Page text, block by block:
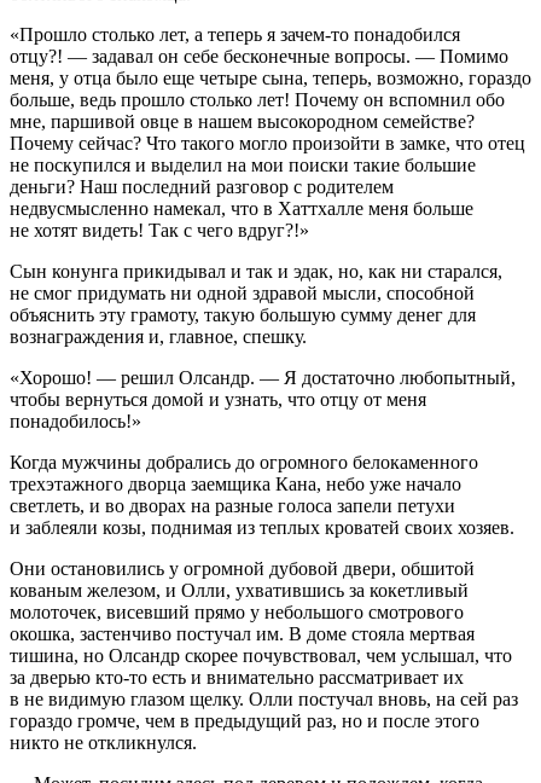
«Прошло столько лет, а теперь я зачем-то понадобился
отцу?! — задавал он себе бесконечные вопросы. — Помимо
меня, у отца было еще четыре сына, теперь, возможно, гораздо
больше, ведь прошло столько лет! Почему он вспомнил обо
мне, паршивой овце в нашем высокородном семействе?
Почему сейчас? Что такого могло произойти в замке, что отец
не поскупился и выделил на мои поиски такие большие
деньги? Наш последний разговор с родителем
недвусмысленно намекал, что в Хаттхалле меня больше
не хотят видеть! Так с чего вдруг?!»
Сын конунга прикидывал и так и эдак, но, как ни старался,
не смог придумать ни одной здравой мысли, способной
объяснить эту грамоту, такую большую сумму денег для
вознаграждения и, главное, спешку.
«Хорошо! — решил Олсандр. — Я достаточно любопытный,
чтобы вернуться домой и узнать, что отцу от меня
понадобилось!»
Когда мужчины добрались до огромного белокаменного
трехэтажного дворца заемщика Кана, небо уже начало
светлеть, и во дворах на разные голоса запели петухи
и заблеяли козы, поднимая из теплых кроватей своих хозяев.
Они остановились у огромной дубовой двери, обшитой
кованым железом, и Олли, ухватившись за кокетливый
молоточек, висевший прямо у небольшого смотрового
окошка, застенчиво постучал им. В доме стояла мертвая
тишина, но Олсандр скорее почувствовал, чем услышал, что
за дверью кто-то есть и внимательно рассматривает их
в не видимую глазом щелку. Олли постучал вновь, на сей раз
гораздо громче, чем в предыдущий раз, но и после этого
никто не откликнулся.